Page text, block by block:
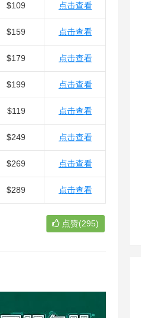
$109 点击查看
$159 点击查看
$179 点击查看
$199 点击查看
$119 点击查看
$249 点击查看
$269 点击查看
$289 点击查看
点赞(295)